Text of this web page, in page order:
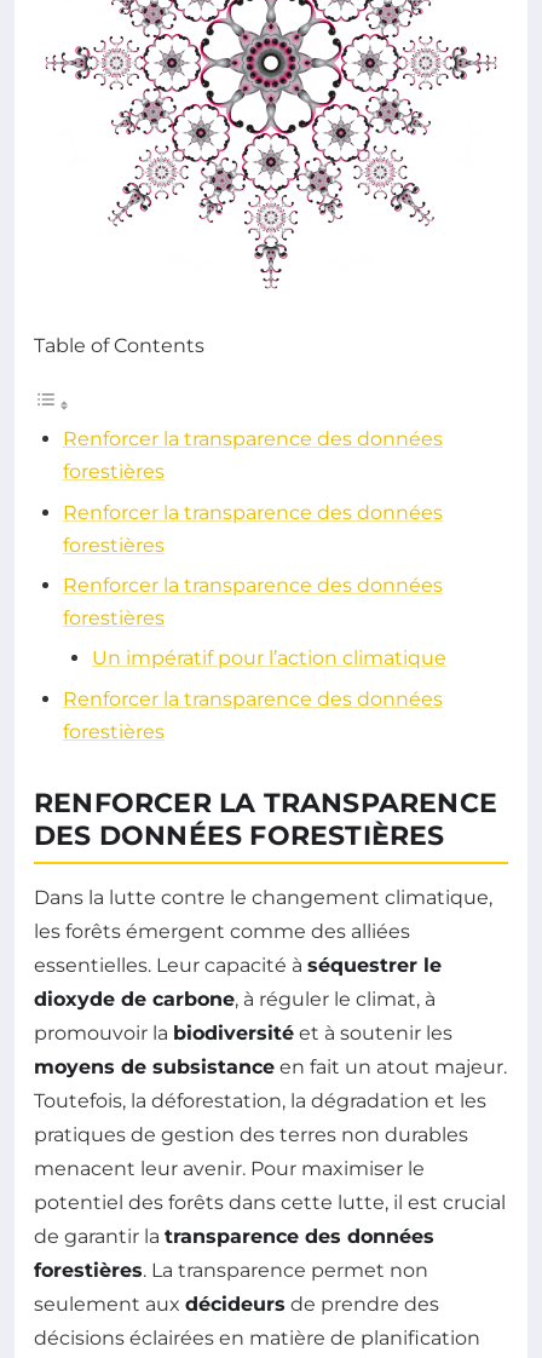
Table of Contents
Renforcer la transparence des données
forestières
Renforcer la transparence des données
forestières
Renforcer la transparence des données
forestières
Un impératif pour l’action climatique
Renforcer la transparence des données
forestières
RENFORCER LA TRANSPARENCE
DES DONNÉES FORESTIÈRES
Dans la lutte contre le changement climatique,
les forêts émergent comme des alliées
essentielles. Leur capacité à séquestrer le
dioxyde de carbone, à réguler le climat, à
promouvoir la biodiversité et à soutenir les
moyens de subsistance en fait un atout majeur.
Toutefois, la déforestation, la dégradation et les
pratiques de gestion des terres non durables
menacent leur avenir. Pour maximiser le
potentiel des forêts dans cette lutte, il est crucial
de garantir la transparence des données
forestières. La transparence permet non
seulement aux décideurs de prendre des
décisions éclairées en matière de planification